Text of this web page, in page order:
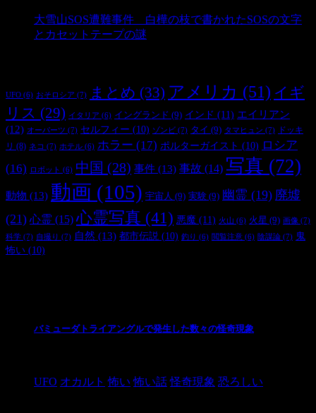
大雪山SOS遭難事件 白樺の枝で書かれたSOSの文字
とカセットテープの謎
UFO (6) おそロシア (7) まとめ (33) アメリカ (51) イギ
リス (29) イタリア (6) イングランド (9) インド (11) エイリアン
(12) オーパーツ (7) セルフィー (10) ゾンビ (7) タイ (9) タマヒュン (7)
ドッキ
リ (8) ネコ (7) ホテル (6) ホラー (17) ポルターガイスト (10) ロシア
(16)
ロボット (6) 中国 (28) 事件 (13) 事故 (14) 写真 (72)
動物 (13) 動画 (105) 宇宙人 (9) 実験 (9) 幽霊 (19) 廃墟
(21) 心霊 (15) 心霊写真 (41) 悪魔 (11) 火山 (6) 火星 (9) 画像 (7)
科学 (7) 自撮り (7) 自然 (13) 都市伝説 (10) 釣り (6) 閲覧注意 (6) 陰謀論 (7) 鬼
怖い (10)
バミューダトライアングルで発生した数々の怪奇現象
UFO オカルト 怖い 怖い話 怪奇現象 恐ろしい